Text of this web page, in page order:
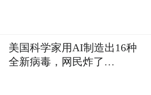
美国科学家用AI制造出16种
全新病毒，网民炸了…